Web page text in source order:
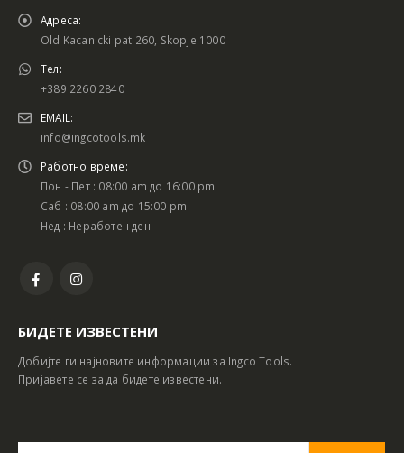
Адреса:
Old Kacanicki pat 260, Skopje 1000
Тел:
+389 2260 2840
EMAIL:
info@ingcotools.mk
Работно време:
Пон - Пет : 08:00 am до 16:00 pm
Саб : 08:00 am до 15:00 pm
Нед : Неработен ден
БИДЕТЕ ИЗВЕСТЕНИ
Добијте ги најновите информации за Ingco Tools.
Пријавете се за да бидете известени.